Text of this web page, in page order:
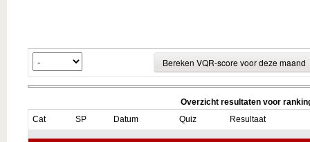
Overzicht resultaten voor
Cat
SP Datum Quiz Resultaat